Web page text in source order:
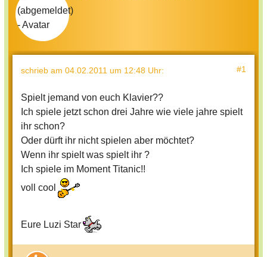
schrieb am 04.02.2011 um 12:48 Uhr: #1
Spielt jemand von euch Klavier??
Ich spiele jetzt schon drei Jahre wie viele jahre spielt
ihr schon?
Oder dürft ihr nicht spielen aber möchtet?
Wenn ihr spielt was spielt ihr ?
Ich spiele im Moment Titanic!!
voll cool
Eure Luzi Star